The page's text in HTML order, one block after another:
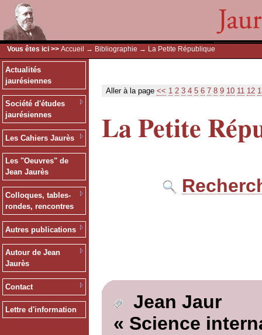
Vous êtes ici >> Accueil → Bibliographie → La Petite République
Actualités
jaurésiennes
Société d'études
jaurésiennes
Les Cahiers Jaurès
Les "Oeuvres" de
Jean Jaurès
Colloques, tables-
rondes, rencontres
Autres publications
Autour de Jean
Jaurès
Contact
Lettre d'information
Aller à la page << 1 2 3 4 5 6 7 8 9 10 11 12
La Petite
Jean Jaur
« Science